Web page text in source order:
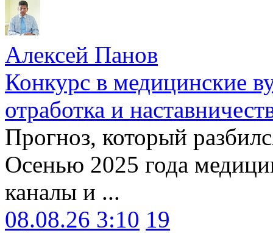
Алексей Панов
Конкурс в медицинские
отработка и
Прогноз, который
Осенью 2025 года
каналы и ...
08.08.26 3:10 19